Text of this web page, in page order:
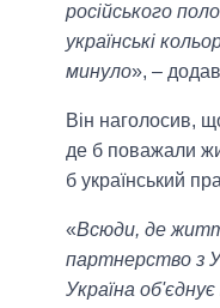
російського
українські
минуло», –
Він наголосив,
де б поважали
б український
«Всюди, де
партнерство з
Україна